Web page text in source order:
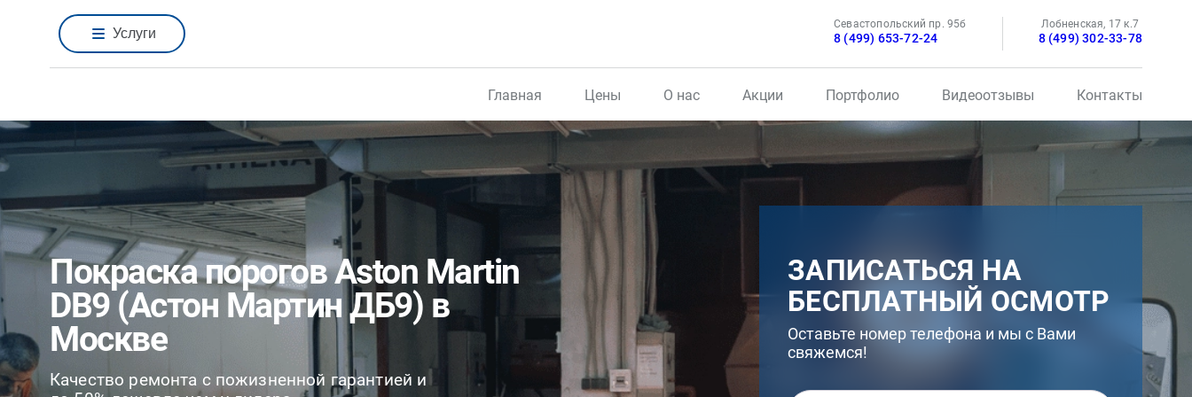
Услуги
Севастопольский пр. 95б
8 (499) 653-72-24
Лобненская, 17 к.7
8 (499) 302-33-78
Главная Цены О нас Акции Портфолио Видеоотзывы Контакты
Покраска порогов Aston Martin
DB9 (Астон Мартин ДБ9) в
Москве
Качество ремонта с пожизненной гарантией и
ЗАПИСАТЬСЯ НА
БЕСПЛАТНЫЙ ОСМОТР
Оставьте номер телефона и мы с Вами
свяжемся!